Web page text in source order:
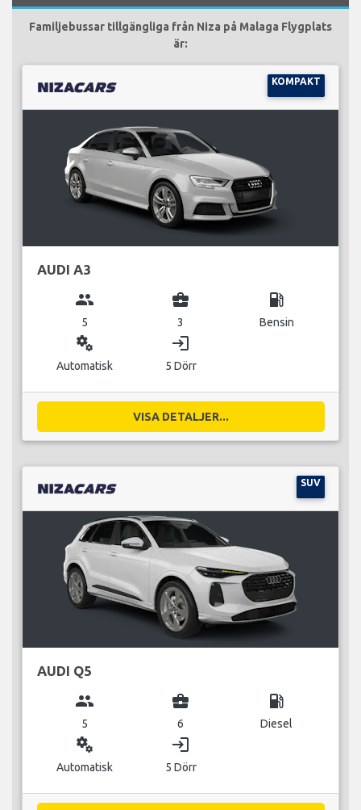
Familjebussar tillgängliga från Niza på Malaga Flygplats
är:
KOMPAKT
AUDI A3
group
5
business_center
3
local_gas_station
Bensin
miscellaneous_services
Automatisk
login
5 Dörr
VISA DETALJER...
SUV
AUDI Q5
group
5
business_center
6
local_gas_station
Diesel
miscellaneous_services
Automatisk
login
5 Dörr